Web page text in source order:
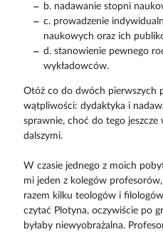
b. nadawanie stopni
c. prowadzenie
naukowych oraz ich
d. stanowienie pewnego
wykładowców.
Otóż co do dwóch pierwszych
wątpliwości: dydaktyka i
sprawnie, choć do tego jeszcze
dalszymi.
W czasie jednego z moich
mi jeden z kolegów
razem kilku teologów i
czytać Plotyna, oczywiście po
byłaby niewyobrażalna.